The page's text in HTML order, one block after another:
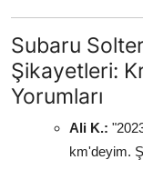
Subaru
Şikayetleri:
Yorumları
Ali K.:
km'deyim.